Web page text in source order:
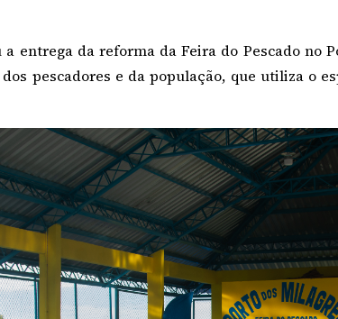
entrega da reforma da Feira do Pescado no
pescadores e da população, que utiliza o